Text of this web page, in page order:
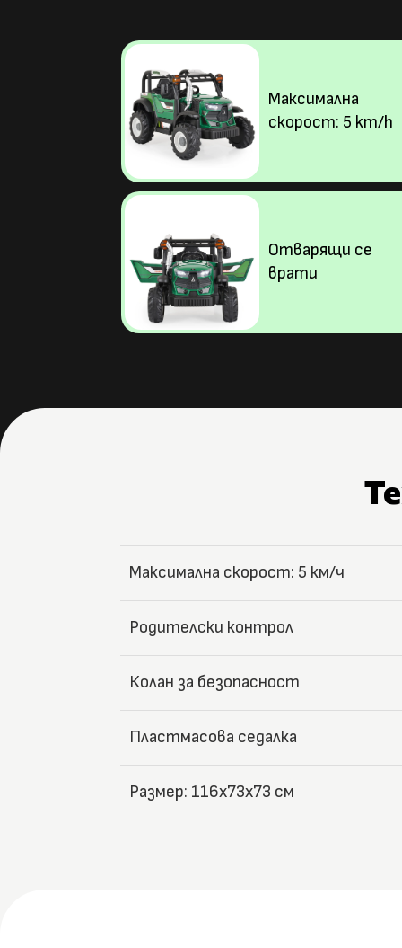
Максимална
скорост: 5 km/h
Отварящи се
врати
Максимална скорост: 5 км/ч
Родителски контрол
Колан за безопасност
Пластмасова седалка
Размер: 116x73x73 см